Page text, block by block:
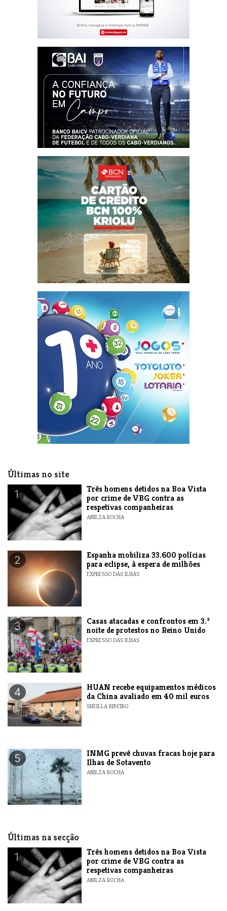
Últimas no site
1
Três homens detidos na Boa Vista
por crime de VBG contra as
respetivas companheiras
ANILZA ROCHA
2
Espanha mobiliza 33.600 polícias
para eclipse, à espera de milhões
EXPRESSO DAS ILHAS
3
Casas atacadas e confrontos em 3.ª
noite de protestos no Reino Unido
EXPRESSO DAS ILHAS
4
HUAN recebe equipamentos médicos
da China avaliado em 40 mil euros
SHEILLA RIBEIRO
5
INMG prevê chuvas fracas hoje para
Ilhas de Sotavento
ANILZA ROCHA
Últimas na secção
1
Três homens detidos na Boa Vista
por crime de VBG contra as
respetivas companheiras
ANILZA ROCHA